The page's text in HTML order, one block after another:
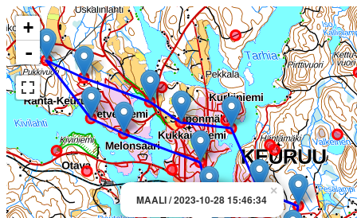
×
MAALI / 2023-10-28 15:46:34
+
-